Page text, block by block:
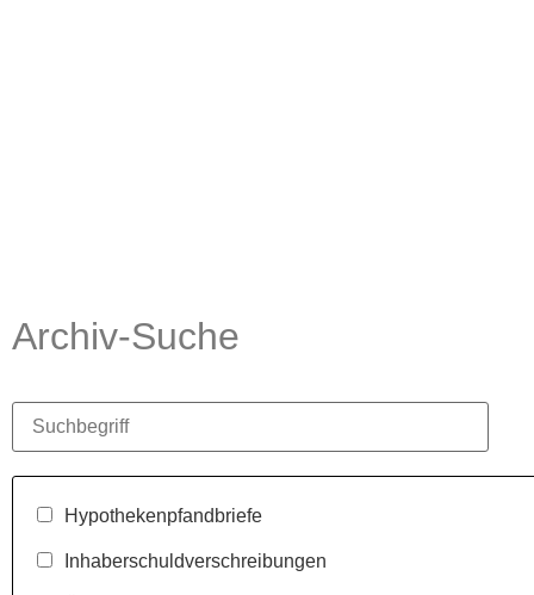
Archiv-Suche
Hypothekenpfandbriefe
Inhaberschuldverschreibungen